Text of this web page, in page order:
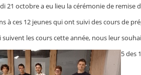
21 octobre a eu lieu la cérémonie de remise
à ces 12 jeunes qui ont suivi des cours de
suivent les cours cette année, nous leur
5 des